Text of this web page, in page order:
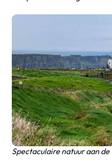
Spectaculaire natuur aan